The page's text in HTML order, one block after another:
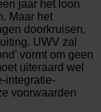
jaar het loon
Maar het
doorkruisen,
UWV zal
vormt om geen
uiteraard wel
integratie-
voorwaarden